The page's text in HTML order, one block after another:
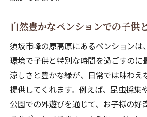
自然豊かなペンションでの子供
須坂市峰の原高原にあるペンションは
環境で子供と特別な時間を過ごすのに
涼しさと豊かな緑が、日常では味わえ
提供してくれます。例えば、昆虫採集
公園での外遊びを通じて、お子様の好